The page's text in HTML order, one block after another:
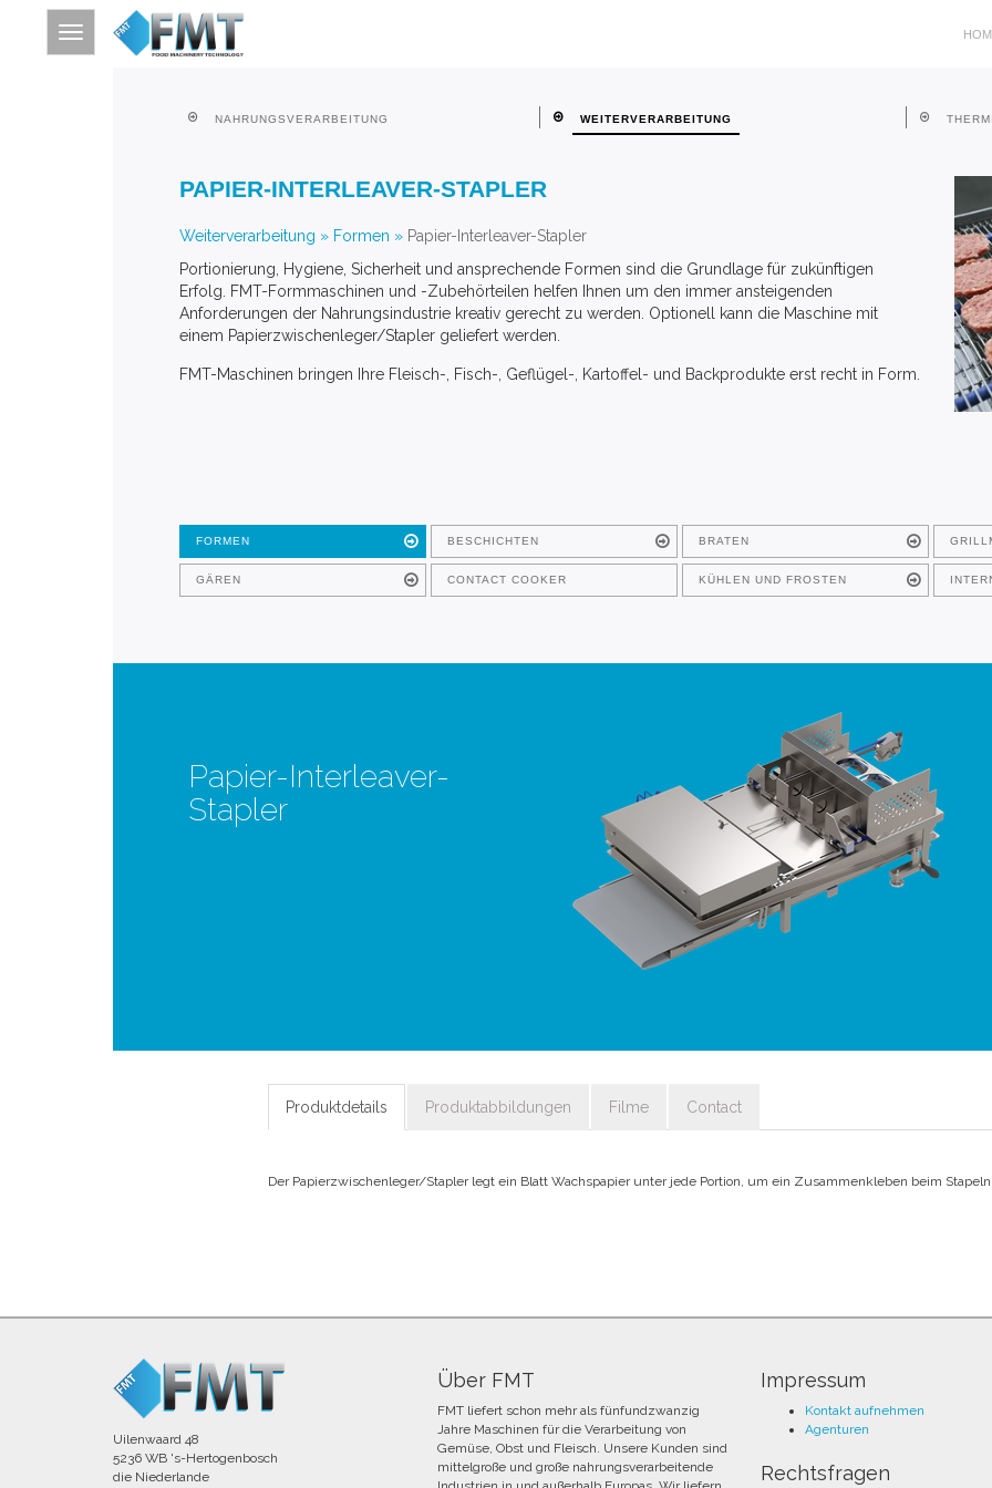
NAHRUNGSVERARBEITUNG
NAHRUNGSVERARBEITUNG WEITERVERARBEITUNG
PAPIER-INTERLEAVER-STAPLER
Weiterverarbeitung » Formen » Papier-Interleaver-Stapler
Portionierung, Hygiene, Sicherheit und ansprechende Formen sind die Grundlage für zukünftigen
Erfolg. FMT-Formmaschinen und -Zubehörteilen helfen Ihnen um den immer ansteigenden
Anforderungen der Nahrungsindustrie kreativ gerecht zu werden. Optionell kann die Maschine mit
einem Papierzwischenleger/Stapler geliefert werden.
FMT-Maschinen bringen Ihre Fleisch-, Fisch-, Geflügel-, Kartoffel- und Backprodukte erst recht in Form.
FORMEN BESCHICHTEN BRATEN
GÄREN CONTACT COOKER KÜHLEN UND FROSTEN
Papier-Interleaver-
Stapler
Produktdetails Produktabbildungen Filme Contact
Der Papierzwischenleger/Stapler legt ein Blatt Wachspapier unter jede Portion, um ein Zusammenkleben beim
Uilenwaard 48
5236 WB 's-Hertogenbosch
die Niederlande
Über FMT
FMT liefert schon mehr als fünfundzwanzig
Jahre Maschinen für die Verarbeitung von
Gemüse, Obst und Fleisch. Unsere Kunden sind
mittelgroße und große nahrungsverarbeitende
Impressum
Kontakt aufnehmen
Agenturen
Rechtsfragen